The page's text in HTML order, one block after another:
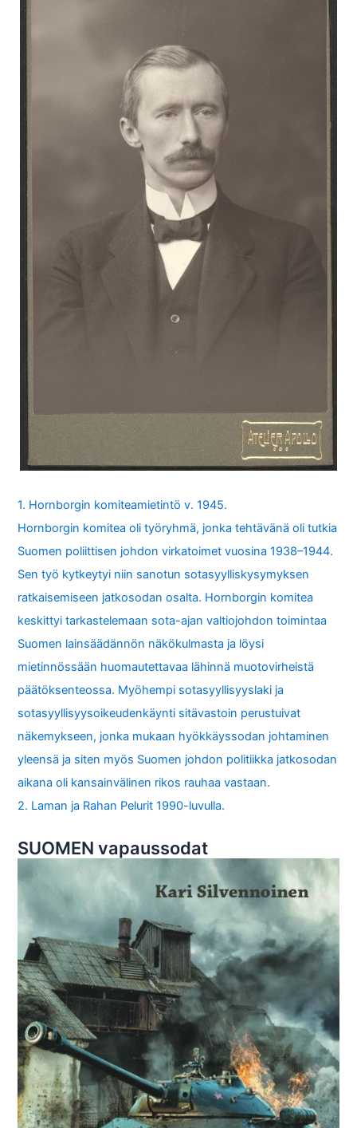
1. Hornborgin komiteamietintö v. 1945.
Hornborgin komitea oli työryhmä, jonka tehtävänä oli tutkia
Suomen poliittisen johdon virkatoimet vuosina 1938–1944.
Sen työ kytkeytyi niin sanotun sotasyylliskysymyksen
ratkaisemiseen jatkosodan osalta. Hornborgin komitea
keskittyi tarkastelemaan sota-ajan valtiojohdon toimintaa
Suomen lainsäädännön näkökulmasta ja löysi
mietinnössään huomautettavaa lähinnä muotovirheistä
päätöksenteossa. Myöhempi sotasyyllisyyslaki ja
sotasyyllisyysoikeudenkäynti sitävastoin perustuivat
näkemykseen, jonka mukaan hyökkäyssodan johtaminen
yleensä ja siten myös Suomen johdon politiikka jatkosodan
aikana oli kansainvälinen rikos rauhaa vastaan.
2. Laman ja Rahan Pelurit 1990-luvulla.
SUOMEN vapaussodat